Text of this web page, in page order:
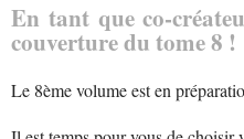
En tant que co-
couverture du tome 8 !
Le 8ème volume est en